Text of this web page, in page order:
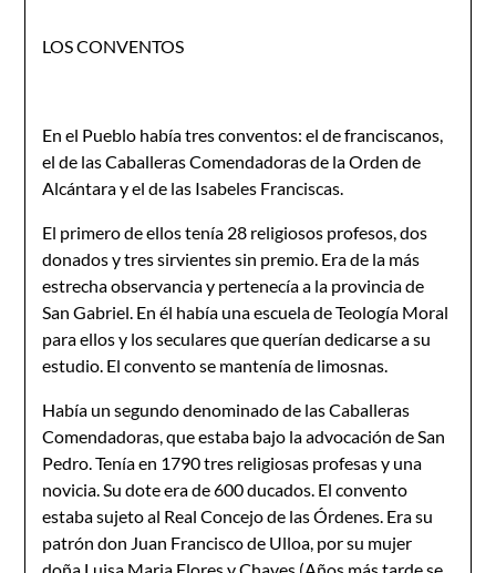
LOS CONVENTOS
En el Pueblo había tres conventos: el de franciscanos,
el de las Caballeras Comendadoras de la Orden de
Alcántara y el de las Isabeles Franciscas.
El primero de ellos tenía 28 religiosos profesos, dos
donados y tres sirvientes sin premio. Era de la más
estrecha observancia y per­tenecía a la provincia de
San Gabriel. En él había una escuela de Teo­logía Moral
para ellos y los seculares que querían dedicarse a su
estudio. El convento se mantenía de limosnas.
Había un segundo denominado de las Caballeras
Comendadoras, que estaba bajo la advocación de San
Pedro. Tenía en 1790 tres religiosas profesas y una
novicia. Su dote era de 600 ducados. El convento
estaba sujeto al Real Concejo de las Órdenes. Era su
patrón don Juan Francisco de Ulloa, por su mujer